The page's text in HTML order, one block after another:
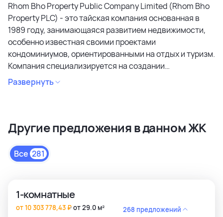
Rhom Bho Property Public Company Limited (Rhom Bho
Property PLC) - это тайская компания основанная в
1989 году, занимающаяся развитием недвижимости,
особенно известная своими проектами
кондоминиумов, ориентированными на отдых и туризм.
Компания специализируется на создании
кондоминиумов в привлекательных районах, уделяя
особое внимание дизайну, качеству строительства и
коммерческих объектах и жилой недвижимости
высокого качества в сегментах недвижимости
премиального и среднего класса. Среди районов
застройки как престижные комьюнити Бангкока, так и
Развернуть
Другие предложения в данном ЖК
Все 281
1-комнатные
от 29.0 м²
от 10 303 778,43 ₽ 268 предложений